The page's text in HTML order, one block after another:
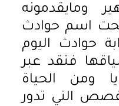
ومايقدمونه
اسم حوادث
حوادث اليوم
فتقد عبر
ومن الحياة
التي تدور